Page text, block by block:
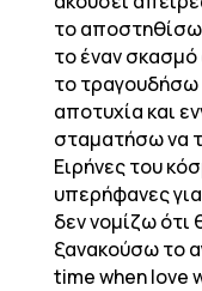
το
το έναν
το
αποτυχία και
σταματήσω να
Ειρήνες του
υπερήφανες
δεν νομίζω ότι
ξανακούσω το
time when love